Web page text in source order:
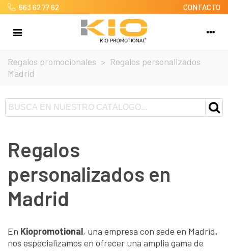
663 62 77 62 CONTACTO
Regalos promocionales > Regalos personalizados
Madrid
Regalos
personalizados en
Madrid
En Kiopromotional, una empresa con sede en Madrid,
nos especializamos en ofrecer una amplia gama de